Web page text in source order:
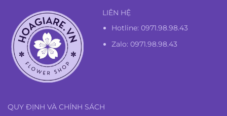
LIÊN HỆ
Hotline:0971.98.98.43
Zalo: 0971.98.98.43
QUY ĐỊNH VÀ CHÍNH SÁCH